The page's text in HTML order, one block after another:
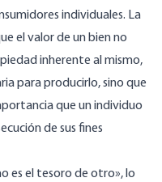
individuales. La
el valor de un bien no
inherente al mismo,
para producirlo, sino que
que un individuo
de sus fines
es el tesoro de otro», lo